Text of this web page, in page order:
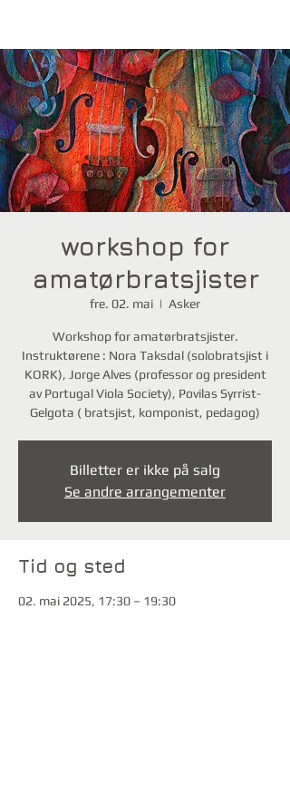
workshop for
amatørbratsjister
fre. 02. mai
  |
Asker
Workshop for amatørbratsjister.
Instruktørene : Nora Taksdal (solobratsjist i
KORK), Jorge Alves (professor og president
av Portugal Viola Society), Povilas Syrrist-
Gelgota ( bratsjist, komponist, pedagog)
Billetter er ikke på salg
Se andre arrangementer
Tid og sted
02. mai 2025, 17:30 – 19:30